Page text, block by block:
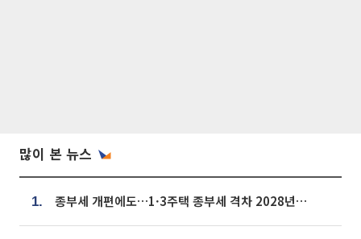
많이 본 뉴스
1. 종부세 개편에도…1·3주택 종부세 격차 2028년부터 확대